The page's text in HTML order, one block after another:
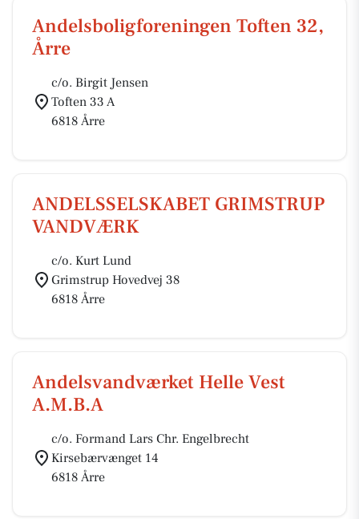
Andelsboligforeningen Toften 32,
Årre
c/o. Birgit Jensen
Toften 33 A
6818 Årre
ANDELSSELSKABET GRIMSTRUP
VANDVÆRK
c/o. Kurt Lund
Grimstrup Hovedvej 38
6818 Årre
Andelsvandværket Helle Vest
A.M.B.A
c/o. Formand Lars Chr. Engelbrecht
Kirsebærvænget 14
6818 Årre